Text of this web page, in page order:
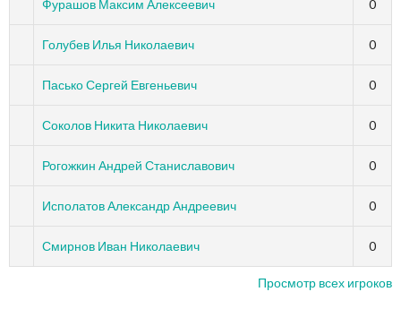
Фурашов Максим Алексеевич 0
Голубев Илья Николаевич 0
Пасько Сергей Евгеньевич 0
Соколов Никита Николаевич 0
Рогожкин Андрей Станиславович 0
Исполатов Александр Андреевич 0
Смирнов Иван Николаевич 0
Просмотр всех игроков